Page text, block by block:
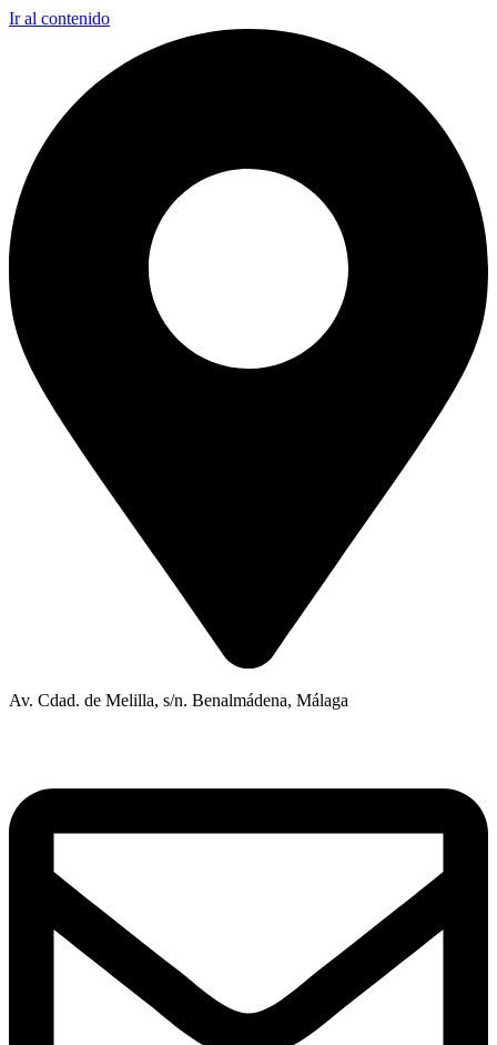
Ir al contenido
Av. Cdad. de Melilla, s/n. Benalmádena, Málaga